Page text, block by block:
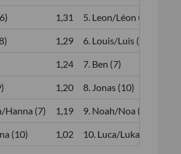
1,31 5. Leon/Léon (5)
1,29 6. Louis/Luis (6)
1,24 7. Ben (7)
1,20 8. Jonas (10)
Hanna (7) 1,19 9. Noah/Noa (9)
(10) 1,02 10. Luca/Luka (8)